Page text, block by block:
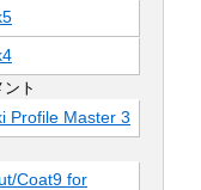
ト
Profile Master 3
Coat9 for